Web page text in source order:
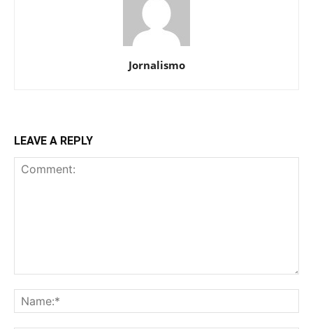
Jornalismo
LEAVE A REPLY